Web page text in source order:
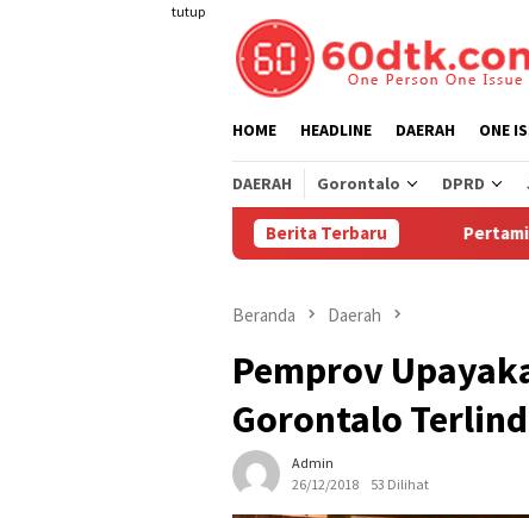
tutup
HOME HEADLINE DAERAH ONE
DAERAH Gorontalo DPRD
Berita TerbaruPertamina Turunkan
Beranda Daerah
Pemprov
Gorontalo
Admin
26/12/2018
53 Dilihat